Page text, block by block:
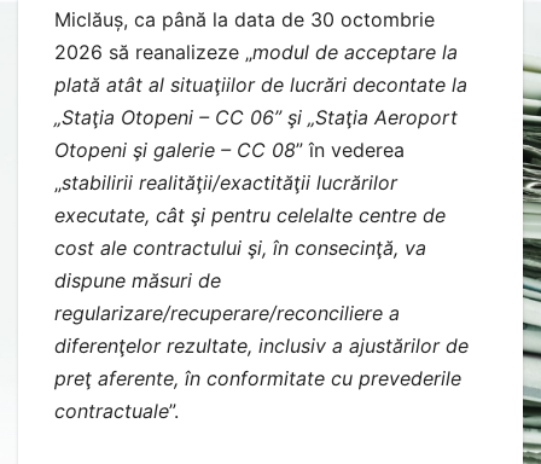
Miclăuș, ca până la data de 30 octombrie
2026 să reanalizeze „modul de acceptare la
plată atât al situaţiilor de lucrări decontate la
„Staţia Otopeni – CC 06” şi „Staţia Aeroport
Otopeni şi galerie – CC 08” în vederea
„stabilirii realităţii/exactităţii lucrărilor
executate, cât şi pentru celelalte centre de
cost ale contractului şi, în consecinţă, va
dispune măsuri de
regularizare/recuperare/reconciliere a
diferenţelor rezultate, inclusiv a ajustărilor de
preţ aferente, în conformitate cu prevederile
contractuale”.